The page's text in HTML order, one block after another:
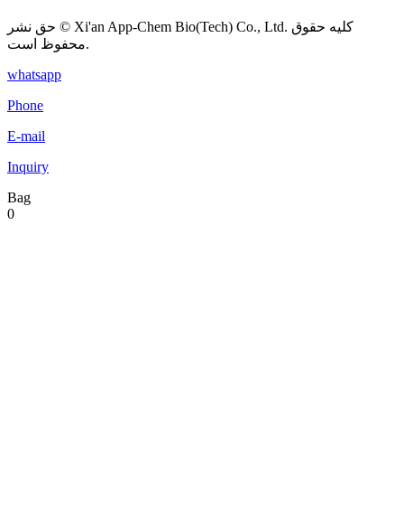
حق نشر © Xi'an App-Chem Bio(Tech) Co., Ltd. کلیه حقوق
محفوظ است.
whatsapp
Phone
E-mail
Inquiry
Bag
0